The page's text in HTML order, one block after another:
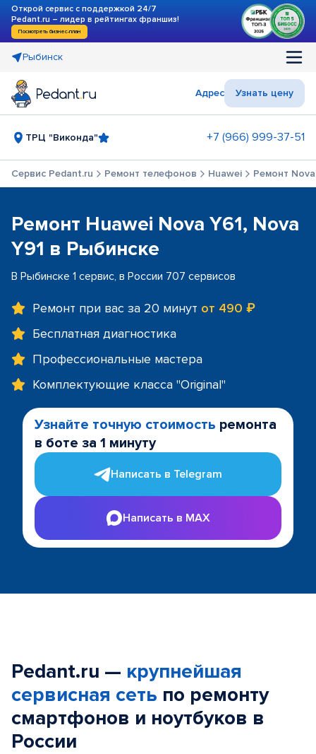
Открой сервис с поддержкой 24/7
Pedant.ru – лидер в рейтингах франшиз!
Посмотреть бизнес-план
Рыбинск
Адрес Узнать цену
ТРЦ "Виконда" +7 (966) 999-37-51
Сервис Pedant.ru Ремонт телефонов Huawei Ремонт
Ремонт Huawei Nova Y61, Nova
Y91 в Рыбинске
В Рыбинске 1 сервис, в России 707 сервисов
Ремонт при вас за 20 минут от 490 ₽
Бесплатная диагностика
Профессиональные мастера
Комплектующие класса "Original"
Узнайте точную стоимость ремонта
в боте за 1 минуту
Написать в Telegram
Написать в MAX
Pedant.ru — крупнейшая
сервисная сеть по ремонту
смартфонов и ноутбуков в
России